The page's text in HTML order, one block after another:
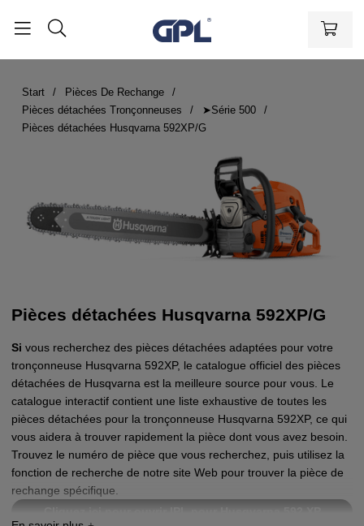
Start
Pièces De Rechange
Pièces détachées Tronçonneuses
➤Série 500
Pièces détachées Husqvarna 592XP/G
Pièces détachées Husqvarna 592XP/G
Si vous recherchez des pièces détachées adaptées pour votre
tronçonneuse Husqvarna 592XP, le catalogue officiel des pièces
détachées de Husqvarna est la meilleure source pour vous. Le
catalogue interactif contient une liste exhaustive de toutes les
pièces détachées pour la tronçonneuse Husqvarna 592XP, ce qui
vous aidera à trouver rapidement la pièce dont vous avez besoin.
Trouvez le numéro de pièce que vous recherchez, puis utilisez la
fonction de recherche de notre site Web pour trouver la pièce de
rechange spécifique.